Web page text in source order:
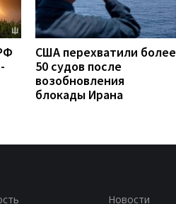
США перехватили более
50 судов после
возобновления
блокады Ирана
Новости